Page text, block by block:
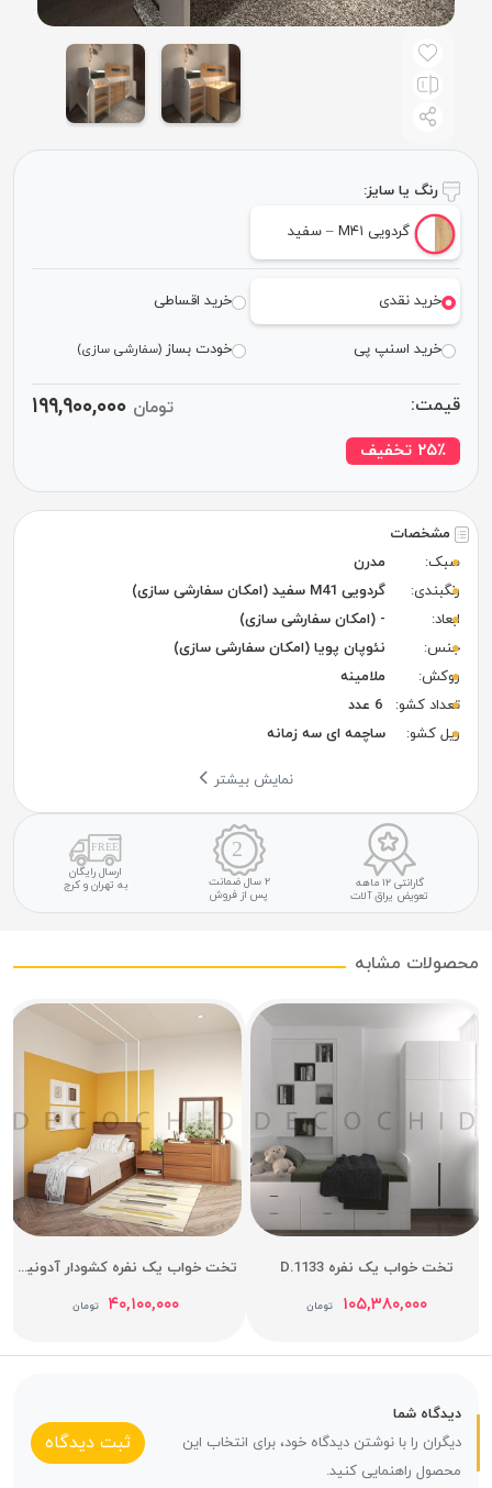
مشخصات
سبک:
مدرن
رنگبندی:
گردویی M41 سفید (امکان سفارشی سازی)
ابعاد:
- (امکان سفارشی سازی)
جنس:
نئوپان پویا (امکان سفارشی سازی)
روکش:
ملامینه
تعداد کشو:
6 عدد
ریل کشو:
ساچمه ای سه زمانه
نمایش بیشتر
گارانتی ۱۲ ماهه
تعویض یراق آلات
۲ سال ضمانت
پس از فروش
ارسال رایگان
به تهران و کرج
رنگ یا سایز:
گردویی M۴۱ – سفید
خرید نقدی خرید اقساطی
خرید اسنپ پی خودت بساز(سفارشی سازی)
قیمت: تومان ۱۹۹,۹۰۰,۰۰۰
۲۵٪ تخفیف
محصولات مشابه
تخت خواب یک نفره D.1133
۱۰۵,۳۸۰,۰۰۰ تومان
تخت خواب یک نفره کشودار آدونیس عرض 90
۴۰,۱۰۰,۰۰۰ تومان
دیدگاه شما
دیگران را با نوشتن دیدگاه خود، برای انتخاب این
محصول راهنمایی کنید.
ثبت دیدگاه